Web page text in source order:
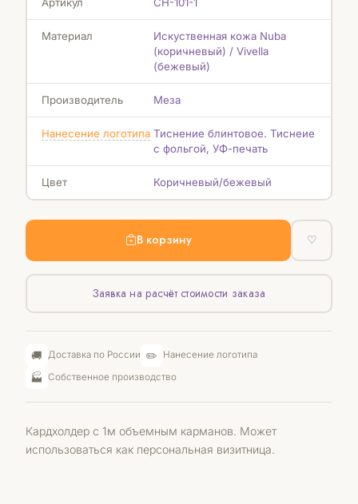
Артикул CH-101-1
Материал
Искуственная кожа Nuba
(коричневый) / Vivella
(бежевый)
Производитель Меза
Нанесение логотипа Тиснение блинтовое. Тиснеие
с фольгой, УФ-печать
Цвет Коричневый/бежевый
В корзину ♡
Заявка на расчёт стоимости заказа
🚚 Доставка по России ✏️ Нанесение логотипа
🏭 Собственное производство
Кардхолдер с 1м объемным карманов. Может
использоваться как персональная визитница.